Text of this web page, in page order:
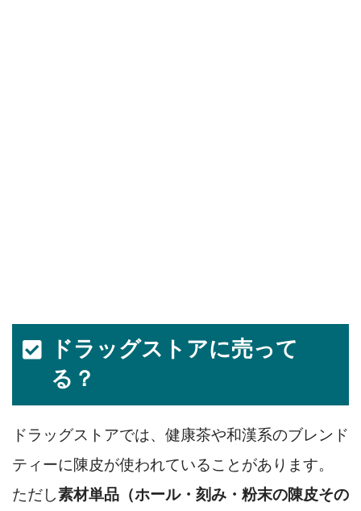
ドラッグストアに売って
る？
ドラッグストアでは、健康茶や和漢系のブレンド
ティーに陳皮が使われていることがあります。
ただし素材単品（ホール・刻み・粉末の陳皮その